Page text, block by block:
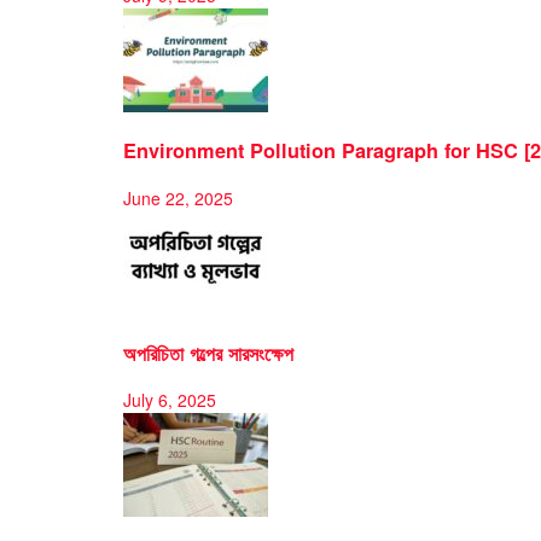
Environment Pollution Paragraph for HSC
June 22, 2025
অপরিচিতা গল্পের সারসংক্ষেপ
July 6, 2025